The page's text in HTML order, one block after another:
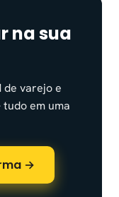
na sua
de varejo e
em uma
→